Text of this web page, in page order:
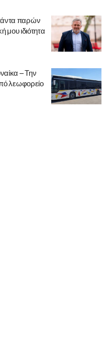
παρών
μου ιδιότητα
– Την
λεωφορείο